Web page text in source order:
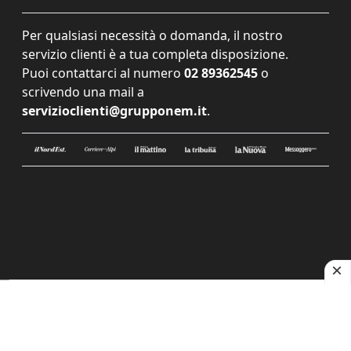
Per qualsiasi necessità o domanda, il nostro
servizio clienti è a tua completa disposizione.
Puoi contattarci al numero 02 89362545 o
scrivendo una mail a
servizioclienti@grupponem.it.